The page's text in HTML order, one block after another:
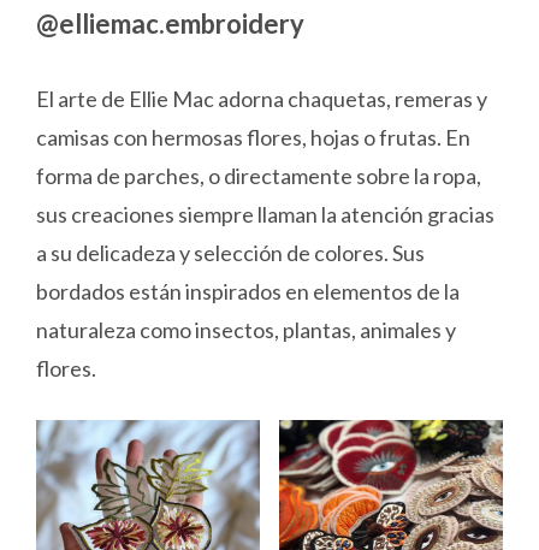
@elliemac.embroidery
El arte de Ellie Mac adorna chaquetas, remeras y
camisas con hermosas flores, hojas o frutas. En
forma de parches, o directamente sobre la ropa,
sus creaciones siempre llaman la atención gracias
a su delicadeza y selección de colores. Sus
bordados están inspirados en elementos de la
naturaleza como insectos, plantas, animales y
flores.